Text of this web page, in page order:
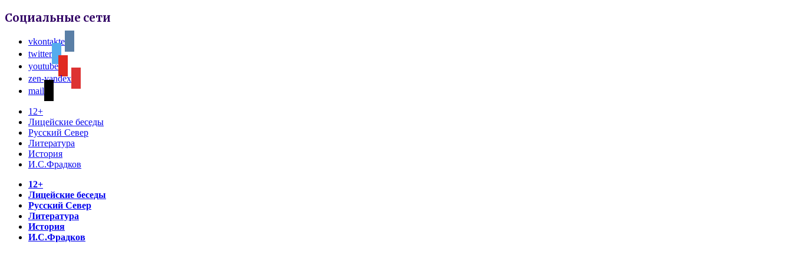
Социальные сети
vkontakte
twitter
youtube
zen-yandex
mail
12+
Лицейские беседы
Русский Север
Литература
История
И.С.Фрадков
12+
Лицейские беседы
Русский Север
Литература
История
И.С.Фрадков